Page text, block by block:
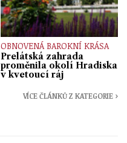
OBNOVENÁ BAROKNÍ KRÁSA
Prelátská zahrada
proměnila okolí Hradiska
v kvetoucí ráj
VÍCE ČLÁNKŮ Z KATEGORIE ›